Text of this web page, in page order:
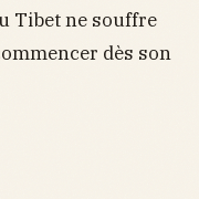
Tibet ne souffre
dès son